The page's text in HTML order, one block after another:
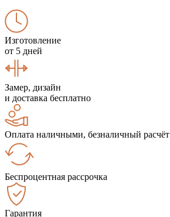
Изготовление
от 5 дней
Замер, дизайн
и доставка бесплатно
Оплата наличными, безналичный расчёт
Беспроцентная рассрочка
Гарантия